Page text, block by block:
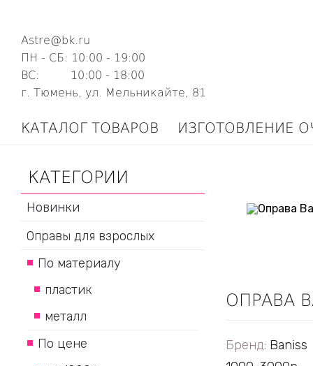
Astre@bk.ru
ПН - СБ: 10:00 - 19:00
ВС: 10:00 - 18:00
г. Тюмень, ул. Мельникайте, 81
КАТАЛОГ ТОВАРОВ ИЗГОТОВЛЕНИЕ
ОПРАВА
Бренд: Baniss
КАТЕГОРИИ
Новинки
Оправы для взрослых
По материалу
пластик
металл
По цене